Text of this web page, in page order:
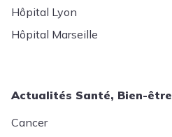
Hôpital Lyon
Hôpital Marseille
Actualités Santé, Bien-être
Cancer